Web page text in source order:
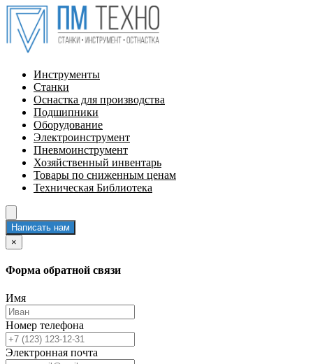
Инструменты
Станки
Оснастка для производства
Подшипники
Оборудование
Электроинструмент
Пневмоинструмент
Хозяйственный инвентарь
Товары по сниженным ценам
Техническая Библиотека
Написать нам
×
Форма обратной связи
Имя
Номер телефона
Электронная почта